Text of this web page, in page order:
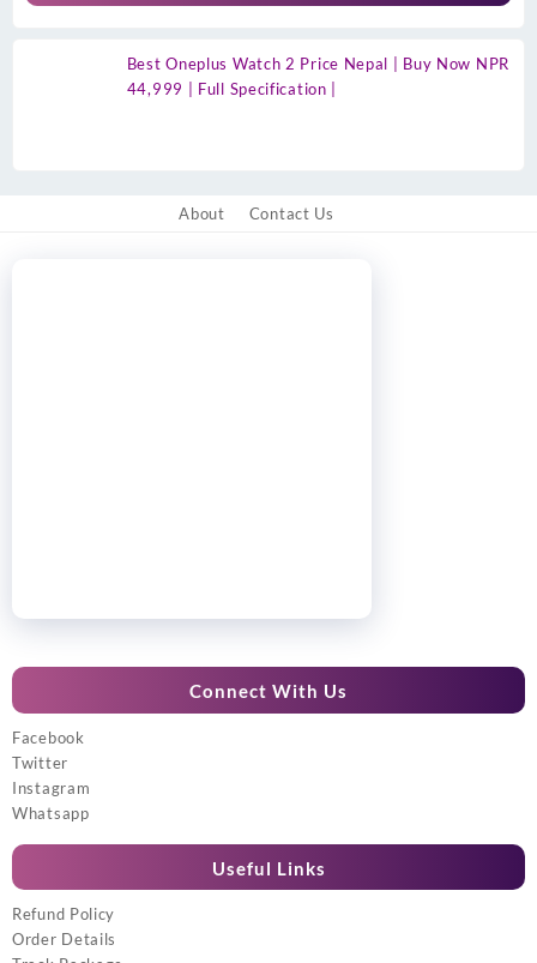
Best Oneplus Watch 2 Price Nepal | Buy Now NPR
44,999 | Full Specification |
About Contact Us
Connect With Us
Facebook
Twitter
Instagram
Whatsapp
Useful Links
Refund Policy
Order Details